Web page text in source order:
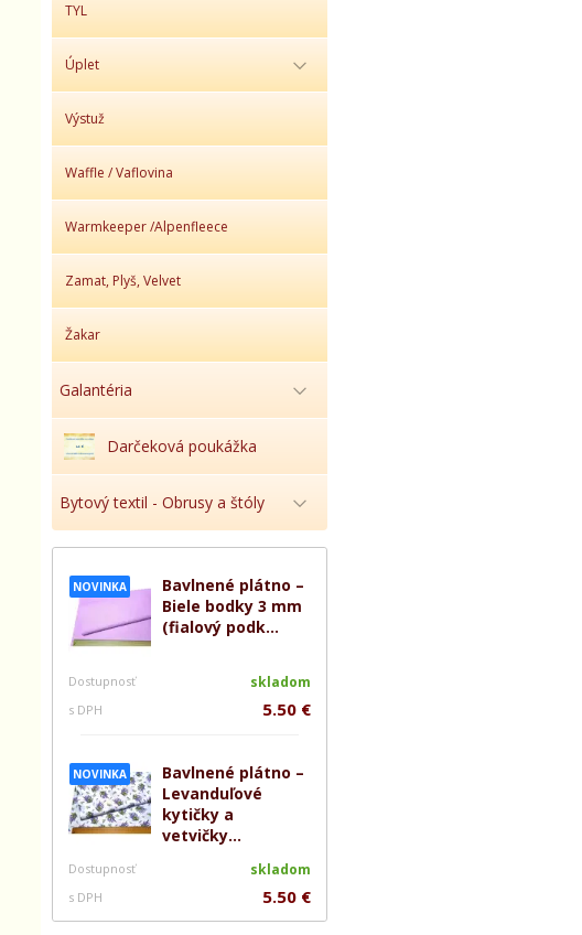
TYL
Úplet
Výstuž
Waffle / Vaflovina
Warmkeeper /Alpenfleece
Zamat, Plyš, Velvet
Žakar
Galantéria
Darčeková poukážka
Bytový textil - Obrusy a štóly
NOVINKA
Bavlnené plátno –
Biele bodky 3 mm
(fialový podk...
Dostupnosť skladom
s DPH 5.50 €
NOVINKA
Bavlnené plátno –
Levanduľové
kytičky a
vetvičky...
Dostupnosť skladom
s DPH 5.50 €